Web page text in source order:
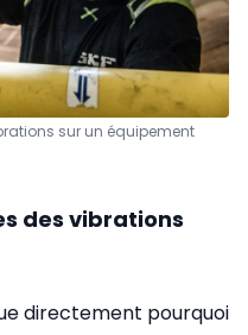
sur un équipement
des vibrations
directement pourquoi